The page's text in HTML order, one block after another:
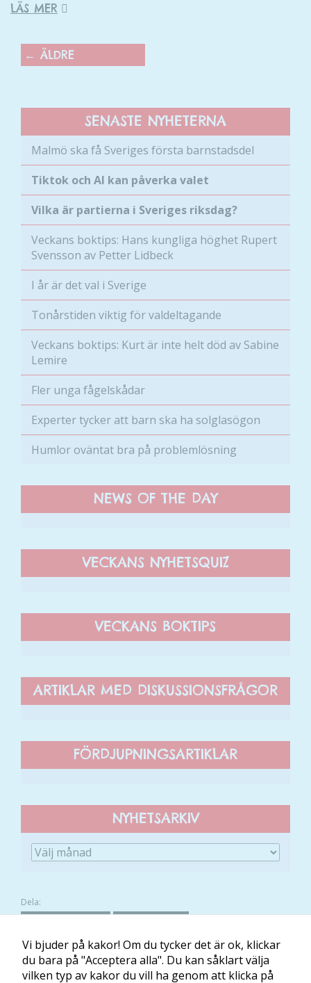
LÄS MER
← ÄLDRE
SENASTE NYHETERNA
Malmö ska få Sveriges första barnstadsdel
Tiktok och AI kan påverka valet
Vilka är partierna i Sveriges riksdag?
Veckans boktips: Hans kungliga höghet Rupert
Svensson av Petter Lidbeck
I år är det val i Sverige
Tonårstiden viktig för valdeltagande
Veckans boktips: Kurt är inte helt död av Sabine
Lemire
Fler unga fågelskådar
Experter tycker att barn ska ha solglasögon
Humlor oväntat bra på problemlösning
NEWS OF THE DAY
VECKANS NYHETSQUIZ
VECKANS BOKTIPS
ARTIKLAR MED DISKUSSIONSFRÅGOR
FÖRDJUPNINGSARTIKLAR
NYHETSARKIV
Dela:
Vi bjuder på kakor! Om du tycker det är ok, klickar
du bara på "Acceptera alla". Du kan såklart välja
vilken typ av kakor du vill ha genom att klicka på
att försvinna
från
hemsidan.
Marknadsföring
Genom att dela
med dig av dina
intressen och ditt
beteende när du
anpassat innehåll
och erbjudanden.